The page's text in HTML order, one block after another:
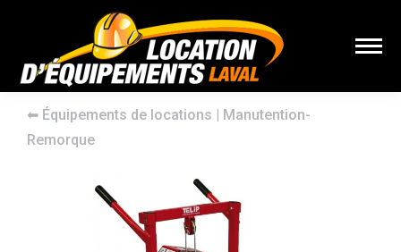
⬅︎ Équipements de locations | Manutention-
Remorque